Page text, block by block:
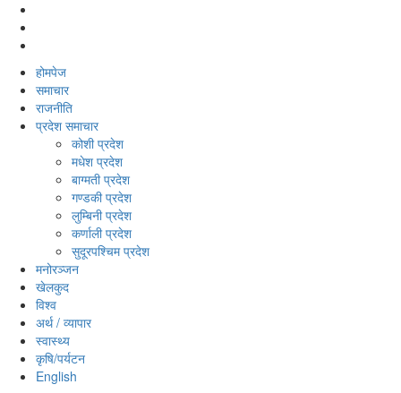
होमपेज
समाचार
राजनीति
प्रदेश समाचार
कोशी प्रदेश
मधेश प्रदेश
बाग्मती प्रदेश
गण्डकी प्रदेश
लुम्बिनी प्रदेश
कर्णाली प्रदेश
सुदूरपश्‍चिम प्रदेश
मनोरञ्‍जन
खेलकुद
विश्‍व
अर्थ / व्यापार
स्वास्थ्य
कृषि/पर्यटन
English